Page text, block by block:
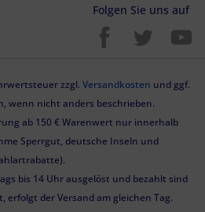
Folgen Sie uns auf
zzgl. Versandkosten und ggf.
wenn nicht anders beschrieben.
ab 150 € Warenwert nur innerhalb
Sperrgut, deutsche Inseln und
bis 14 Uhr ausgelöst und bezahlt sind
erfolgt der Versand am gleichen Tag.